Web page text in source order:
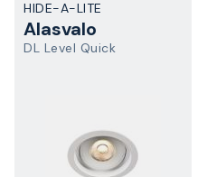
HIDE-A-LITE
Alasvalo
DL Level Quick